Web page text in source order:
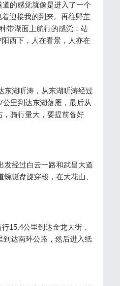
的感觉就像是进入了一个
迎接我的到来。再往野芷
带湖面上航行的感觉；站
西下，人在看景，人亦在
东湖听涛，从东湖听涛经过
里到达东湖落雁，最后从
骑行量大，要提前备好
发经过白云一路和武昌大道
蜒盘旋穿梭，在大花山、
15.4公里到达金龙大街，
到达南环公路，然后进入纸